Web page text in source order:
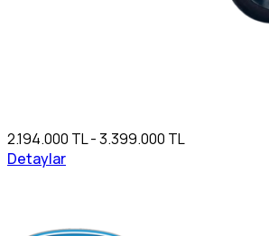
2.194.000 TL - 3.399.000 TL
Detaylar